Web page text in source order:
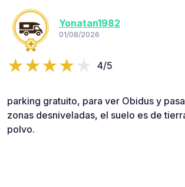
Yonatan1982
01/08/2026
4/5
parking gratuito, para ver Obidus y
zonas desniveladas, el suelo es de
polvo.